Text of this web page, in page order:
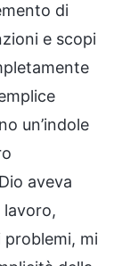
di
e scopi
un’indole
aveva
lavoro,
mi